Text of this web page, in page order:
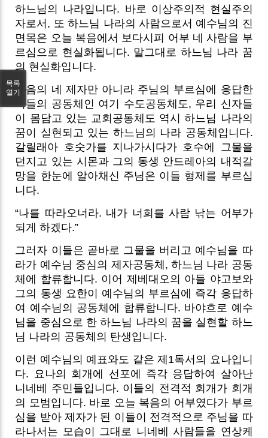
하느님의 나라입니다. 바로 이상주의적 현실주의
자로서, 또 하느님 나라의 사람으로서 예수님의 진
면목은 오늘 복음에서 보다시피 어부 네 사람을 부
르심으로 현실화됩니다. 말그대로 하느님 나라 꿈
의 현실화입니다.
복음의 네 제자만 아니라 주님의 부르심에 응답한
이들의 공동체인 여기 수도공동체도, 우리 신자들
이 몸담고 있는 교회공동체도 역시 하느님 나라의
꿈이 실현되고 있는 하느님의 나라 공동체입니다.
갈릴래아 호숫가를 지나가시다가 호수에 그물을
던지고 있는 시몬과 그의 동생 안드레아의 내적갈
망을 한눈에 알아채신 주님은 이들 형제를 부르십
니다.
“나를 따라오너라. 내가 너희를 사람 낚는 어부가
되게 하겠다.”
그러자 이들은 곧바로 그물을 버리고 예수님을 따
라가 예수님 중심의 제자공동체, 하느님 나라 공동
체에 합류합니다. 이어 제베대오의 아들 야고보와
그의 동생 요한이 예수님의 부르심에 즉각 응답하
여 예수님의 공동체에 합류합니다. 바야흐로 예수
님을 중심으로 한 하느님 나라의 꿈을 실현할 하느
님 나라의 공동체의 탄생입니다.
이런 예수님의 예표와도 같은 제1독서의 요나입니
다. 요나의 회개에 선포에 즉각 응답하여 살아난
니네베 주민들입니다. 이들의 전격적 회개가 회개
의 모범입니다. 바로 오늘 복음의 어부였다가 부르
심을 받아 제자가 된 이들이 전격적으로 주님을 따
라나서는 모습이 그대로 니네베 사람들을 연상케
목록
열기